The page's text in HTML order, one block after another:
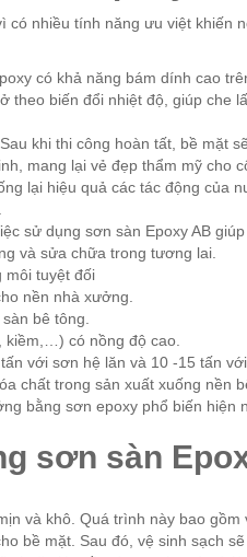
có nhiều tính năng ưu việt khiến
có khả năng bám dính cao
theo biến đổi nhiệt độ, giúp che
khi thi công hoàn tất, bề mặt
mang lại vẻ đẹp thẩm mỹ cho
lại hiệu quả các tác động của
sử dụng sơn sàn Epoxy AB
và sửa chữa trong tương lai.
môi tuyệt đối
nền nhà xưởng.
bê tông.
kiềm,…) có nồng độ cao.
với sơn hệ lăn và 10 -15 tấn
chất trong sản xuất xuống nền
bằng sơn epoxy phổ biến hiện
sơn sàn
và khô. Quá trình này bao
bề mặt. Sau đó, vệ sinh sạch